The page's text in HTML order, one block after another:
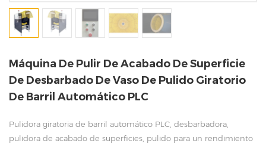
Máquina De Pulir De Acabado De Superficie
De Desbarbado De Vaso De Pulido Giratorio
De Barril Automático PLC
Pulidora giratoria de barril automático PLC, desbarbadora,
pulidora de acabado de superficies, pulido para un rendimiento